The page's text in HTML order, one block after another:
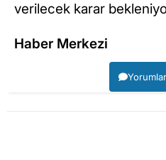
verilecek karar
Haber Merkezi